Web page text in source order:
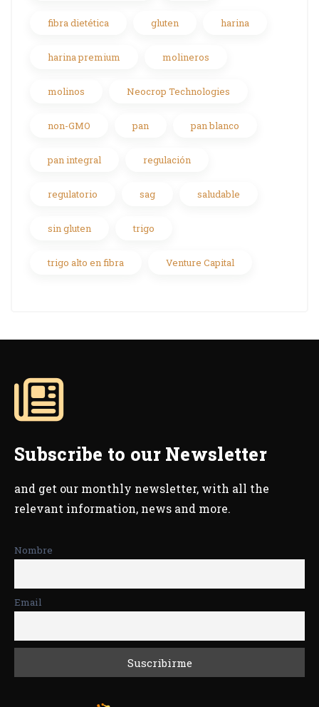
fibra dietética gluten harina
harina premium molineros
molinos Neocrop Technologies
non-GMO pan pan blanco
pan integral regulación
regulatorio sag saludable
sin gluten trigo
trigo alto en fibra Venture Capital
Subscribe to our Newsletter
and get our monthly newsletter, with all the
relevant information, news and more.
Nombre
Email